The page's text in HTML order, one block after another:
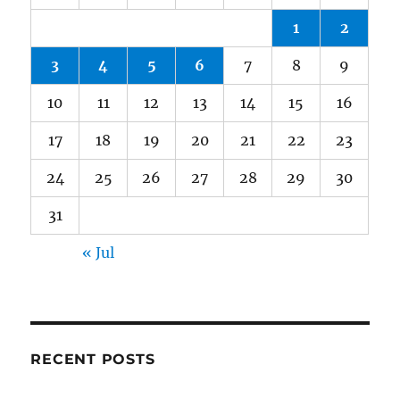
1 2
3 4 5 6 7 8 9
10 11 12 13 14 15 16
17 18 19 20 21 22 23
24 25 26 27 28 29 30
31
« Jul
RECENT POSTS